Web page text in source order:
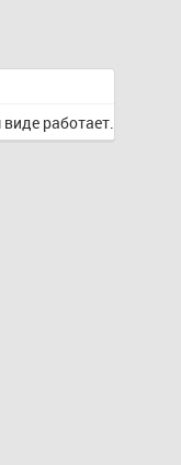
работает.